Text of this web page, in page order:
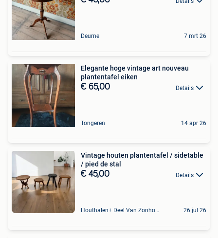
Deurne 7 mrt 26
Elegante hoge vintage art nouveau
plantentafel eiken
€ 65,00 Details
Tongeren 14 apr 26
Vintage houten plantentafel / sidetable
/ pied de stal
€ 45,00 Details
Houthalen+ Deel Van Zonhoven En Zolder 26 jul 26